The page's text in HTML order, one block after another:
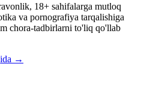
18+ sahifalarga mutloq
va pornografiya tarqalishiga
chora-tadbirlarni to'liq qo'llab
→